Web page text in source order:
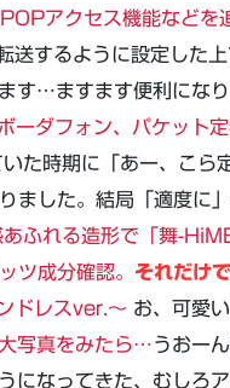
アクセス機能などを
送するように設定した
す…ますます便利にな
ーダフォン、パケット
た時期に「あー、こら
ました。結局「適度に
あふれる造形で「舞-
ツ成分確認。 それだけ
ドレスver.～ お、可愛
写真をみたら…うおー
になってきた、むしろ